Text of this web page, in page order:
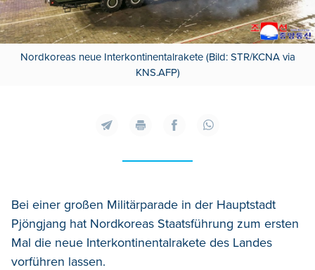
Nordkoreas neue Interkontinentalrakete (Bild: STR/KCNA via
KNS.AFP)
Bei einer großen Militärparade in der Hauptstadt
Pjöngjang hat Nordkoreas Staatsführung zum ersten
Mal die neue Interkontinentalrakete des Landes
vorführen lassen.